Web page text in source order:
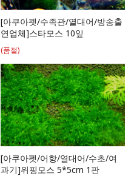
[아쿠아펫/수족관/열대어/방송출
연업체]스타모스 10잎
(품절)
[아쿠아펫/어항/열대어/수초/여
과기]위핑모스 5*5cm 1판